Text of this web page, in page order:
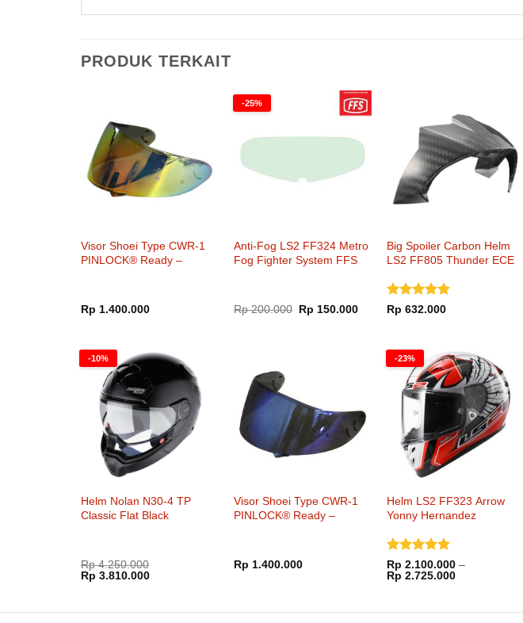
PRODUK TERKAIT
Visor Shoei Type CWR-1
PINLOCK® Ready –
Rp 1.400.000
-25%
Anti-Fog LS2 FF324 Metro
Fog Fighter System FFS
Rp200.000 Harga
aslinya
Rp 150.000Harga
Rp 150.000.
Big Spoiler Carbon Helm
LS2 FF805 Thunder ECE
Dinilai5
Rp 632.000
-10%
Helm Nolan N30-4 TP
Classic Flat Black
Rp4.250.000
Harga
aslinya
Rp 3.810.000Harga
Visor Shoei Type CWR-1
PINLOCK® Ready –
Rp 1.400.000
-23%
Helm LS2 FF323 Arrow
Yonny Hernandez
Dinilai5
dari 5
Rp 2.100.000 –
Rp 2.725.000Rentang